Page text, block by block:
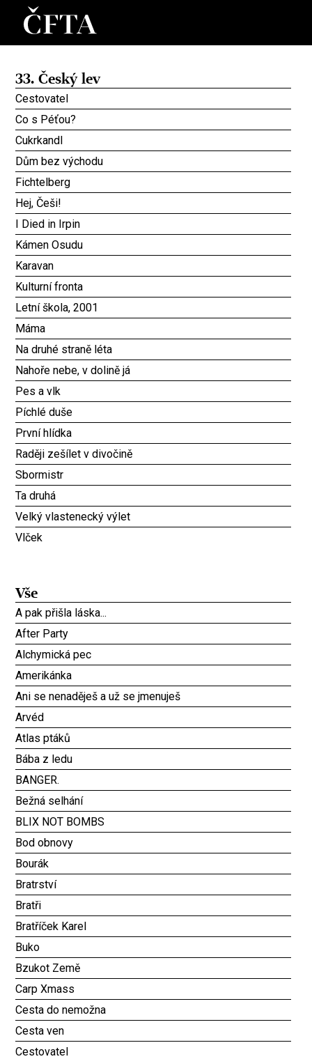
33. Český lev
Cestovatel
Co s Péťou?
Cukrkandl
Dům bez východu
Fichtelberg
Hej, Češi!
I Died in Irpin
Kámen Osudu
Karavan
Kulturní fronta
Letní škola, 2001
Máma
Na druhé straně léta
Nahoře nebe, v dolině já
Pes a vlk
Píchlé duše
První hlídka
Raději zešílet v divočině
Sbormistr
Ta druhá
Velký vlastenecký výlet
Vlček
Vše
A pak přišla láska...
After Party
Alchymická pec
Amerikánka
Ani se nenaděješ a už se jmenuješ
Arvéd
Atlas ptáků
Bába z ledu
BANGER.
Bežná selhání
BLIX NOT BOMBS
Bod obnovy
Bourák
Bratrství
Bratři
Bratříček Karel
Buko
Bzukot Země
Carp Xmass
Cesta do nemožna
Cesta ven
Cestovatel